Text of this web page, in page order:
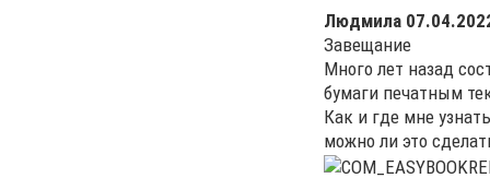
Людмила
Завещание
Много лет назад
бумаги печатным
Как и где мне
можно ли это